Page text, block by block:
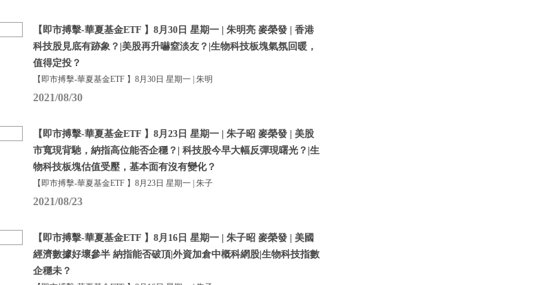
【即市搏擊-華夏基金ETF 】8月30日 星期一 | 朱明亮 麥榮發 | 香港
科技股見底有跡象？|美股再升嚇窒淡友？|生物科技板塊氣氛回暖，
值得定投？
【即市搏擊-華夏基金ETF 】8月30日 星期一 | 朱明
2021/08/30
【即市搏擊-華夏基金ETF 】8月23日 星期一 | 朱子昭 麥榮發 | 美股
市寬現背馳，納指高位能否企穩？| 科技股今早大幅反彈現曙光？|生
物科技板塊估值受壓，基本面有沒有變化？
【即市搏擊-華夏基金ETF 】8月23日 星期一 | 朱子
2021/08/23
【即市搏擊-華夏基金ETF 】8月16日 星期一 | 朱子昭 麥榮發 | 美國
經濟數據好壞參半 納指能否破頂|外資加倉中概科網股|生物科技指數
企穩未？